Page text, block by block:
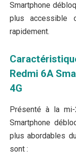
Smartphone
plus accessible
rapidement.
Redmi 6A
4G
Présenté à la
Smartphone
plus abordables
sont :